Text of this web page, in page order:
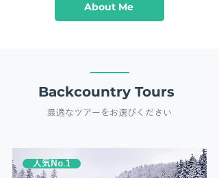
About Me
Backcountry Tours
最適なツアーをお選びください
人気No.1